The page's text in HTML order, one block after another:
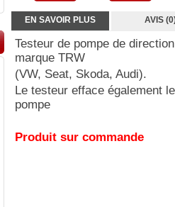
EN SAVOIR PLUS AVIS
Testeur de pompe de
marque TRW
(VW, Seat, Skoda, Audi).
Le testeur efface également
pompe
Produit sur commande